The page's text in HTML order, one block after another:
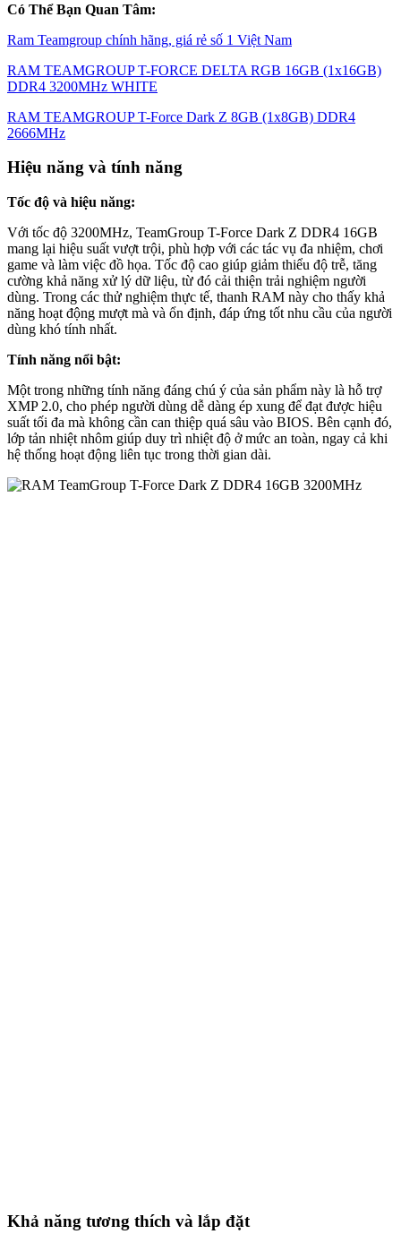
Có Thể Bạn Quan Tâm:
Ram Teamgroup chính hãng, giá rẻ số 1 Việt Nam
RAM TEAMGROUP T-FORCE DELTA RGB 16GB (1x16GB)
DDR4 3200MHz WHITE
RAM TEAMGROUP T-Force Dark Z 8GB (1x8GB) DDR4
2666MHz
Hiệu năng và tính năng
Tốc độ và hiệu năng:
Với tốc độ 3200MHz, TeamGroup T-Force Dark Z DDR4 16GB
mang lại hiệu suất vượt trội, phù hợp với các tác vụ đa nhiệm, chơi
game và làm việc đồ họa. Tốc độ cao giúp giảm thiểu độ trễ, tăng
cường khả năng xử lý dữ liệu, từ đó cải thiện trải nghiệm người
dùng. Trong các thử nghiệm thực tế, thanh RAM này cho thấy khả
năng hoạt động mượt mà và ổn định, đáp ứng tốt nhu cầu của người
dùng khó tính nhất.
Tính năng nổi bật:
Một trong những tính năng đáng chú ý của sản phẩm này là hỗ trợ
XMP 2.0, cho phép người dùng dễ dàng ép xung để đạt được hiệu
suất tối đa mà không cần can thiệp quá sâu vào BIOS. Bên cạnh đó,
lớp tản nhiệt nhôm giúp duy trì nhiệt độ ở mức an toàn, ngay cả khi
hệ thống hoạt động liên tục trong thời gian dài.
Khả năng tương thích và lắp đặt